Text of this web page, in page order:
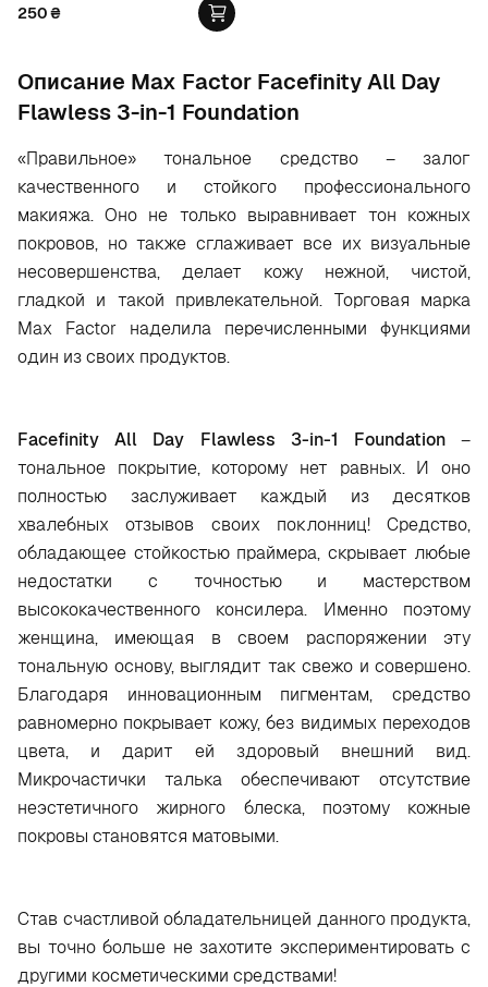
250₴
Oписание Max Factor Facefinity All Day
Flawless 3-in-1 Foundation
«Правильное» тональное средство – залог
качественного и стойкого профессионального
макияжа. Оно не только выравнивает тон кожных
покровов, но также сглаживает все их визуальные
несовершенства, делает кожу нежной, чистой,
гладкой и такой привлекательной. Торговая марка
Max Factor наделила перечисленными функциями
один из своих продуктов.
Facefinity All Day Flawless 3-in-1 Foundation–
тональное покрытие, которому нет равных. И оно
полностью заслуживает каждый из десятков
хвалебных отзывов своих поклонниц! Средство,
обладающее стойкостью праймера, скрывает любые
недостатки с точностью и мастерством
высококачественного консилера. Именно поэтому
женщина, имеющая в своем распоряжении эту
тональную основу, выглядит так свежо и совершено.
Благодаря инновационным пигментам, средство
равномерно покрывает кожу, без видимых переходов
цвета, и дарит ей здоровый внешний вид.
Микрочастички талька обеспечивают отсутствие
неэстетичного жирного блеска, поэтому кожные
покровы становятся матовыми.
Став счастливой обладательницей данного продукта,
вы точно больше не захотите экспериментировать с
другими косметическими средствами!